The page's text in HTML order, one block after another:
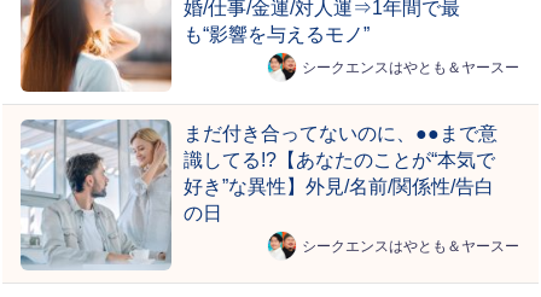
婚/仕事/金運/対人運⇒1年間で最
も“影響を与えるモノ”
シークエンスはやとも＆ヤースー
まだ付き合ってないのに、●●まで意
識してる!?【あなたのことが“本気で
好き”な異性】外見/名前/関係性/告白
の日
シークエンスはやとも＆ヤースー